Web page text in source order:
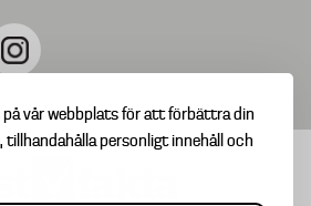
på vår webbplats för att förbättra din
tillhandahålla personligt innehåll och